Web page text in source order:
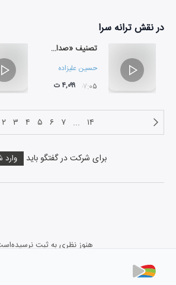
در نقشترانه سرا
تصنیف «صدای دیگر»
حسین علیزاده
۰۷:۰۵ ۴,۰۹۹ ت
۲ ۳ ۴ ۵ ۶ ۷ ... ۱۴
برای شرکت در گفتگو باید وارد
هنوز نظری به ثبت